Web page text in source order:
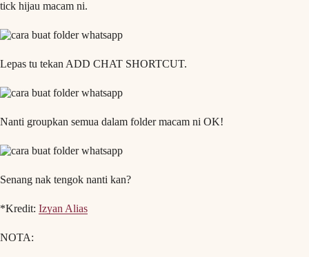
tick hijau macam ni.
Lepas tu tekan ADD CHAT SHORTCUT.
Nanti groupkan semua dalam folder macam ni OK!
Senang nak tengok nanti kan?
*Kredit: Izyan Alias
NOTA: